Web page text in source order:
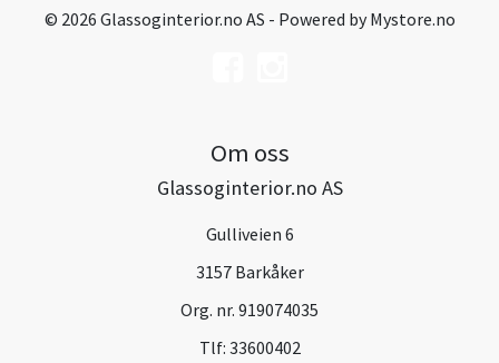
© 2026 Glassoginterior.no AS - Powered byMystore.no
Om oss
Glassoginterior.no AS
Gulliveien 6
3157 Barkåker
Org. nr. 919074035
Tlf: 33600402